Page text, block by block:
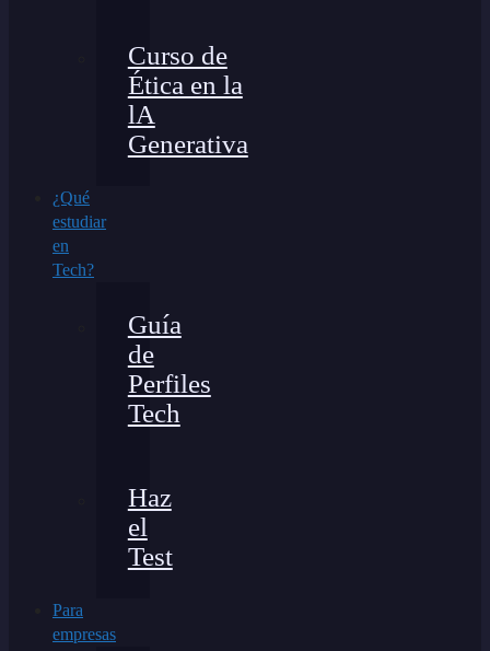
Curso de
Ética en la
lA
Generativa
¿Qué
estudiar
en
Tech?
Guía
de
Perfiles
Tech
Haz
el
Test
Para
empresas